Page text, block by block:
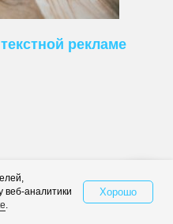
рекламе
Свяжитесь с нами
веб-аналитики
.
Хорошо